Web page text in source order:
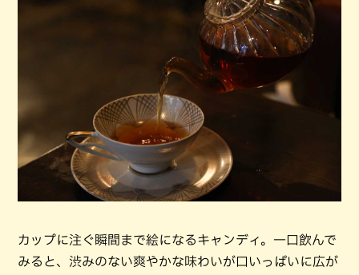
カップに注ぐ瞬間まで絵になるキャンディ。一口飲んで
みると、渋みのない爽やかな味わいが口いっぱいに広が